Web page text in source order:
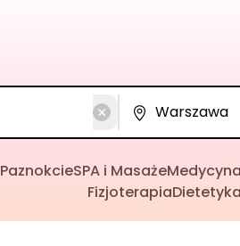
PaznokcieSPA i Masaże
FizjoterapiaDietetyka